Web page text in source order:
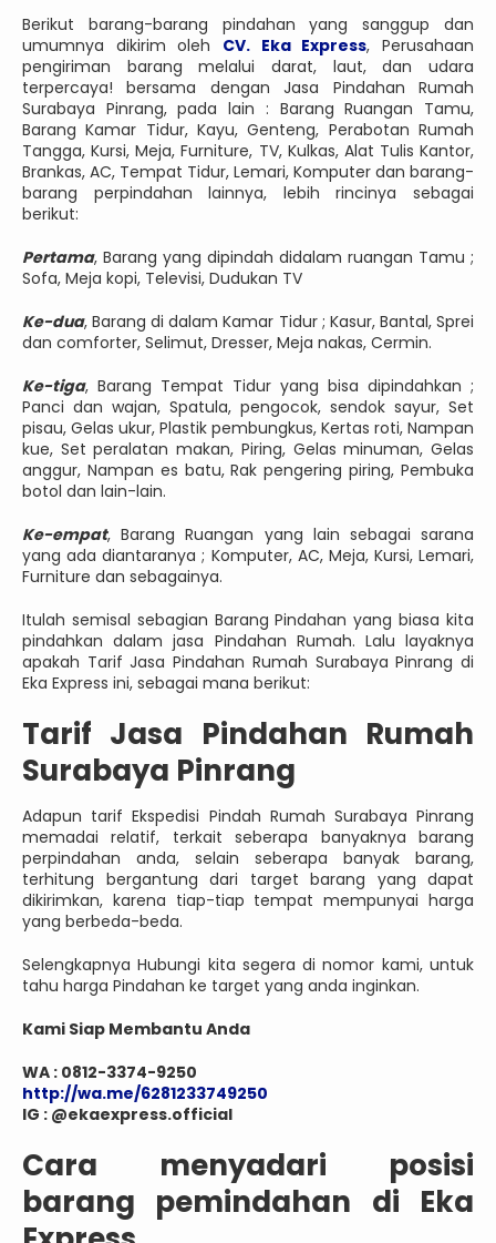
Berikut barang-barang pindahan yang sanggup dan
umumnya dikirim oleh CV. Eka Express, Perusahaan
pengiriman barang melalui darat, laut, dan udara
terpercaya! bersama dengan Jasa Pindahan Rumah
Surabaya Pinrang, pada lain : Barang Ruangan Tamu,
Barang Kamar Tidur, Kayu, Genteng, Perabotan Rumah
Tangga, Kursi, Meja, Furniture, TV, Kulkas, Alat Tulis Kantor,
Brankas, AC, Tempat Tidur, Lemari, Komputer dan barang-
barang perpindahan lainnya, lebih rincinya sebagai
berikut:
Pertama, Barang yang dipindah didalam ruangan Tamu ;
Sofa, Meja kopi, Televisi, Dudukan TV
Ke-dua, Barang di dalam Kamar Tidur ; Kasur, Bantal, Sprei
dan comforter, Selimut, Dresser, Meja nakas, Cermin.
Ke-tiga, Barang Tempat Tidur yang bisa dipindahkan ;
Panci dan wajan, Spatula, pengocok, sendok sayur, Set
pisau, Gelas ukur, Plastik pembungkus, Kertas roti, Nampan
kue, Set peralatan makan, Piring, Gelas minuman, Gelas
anggur, Nampan es batu, Rak pengering piring, Pembuka
botol dan lain-lain.
Ke-empat, Barang Ruangan yang lain sebagai sarana
yang ada diantaranya ; Komputer, AC, Meja, Kursi, Lemari,
Furniture dan sebagainya.
Itulah semisal sebagian Barang Pindahan yang biasa kita
pindahkan dalam jasa Pindahan Rumah. Lalu layaknya
apakah Tarif Jasa Pindahan Rumah Surabaya Pinrang di
Eka Express ini, sebagai mana berikut:
Tarif Jasa Pindahan Rumah
Surabaya Pinrang
Adapun tarif Ekspedisi Pindah Rumah Surabaya Pinrang
memadai relatif, terkait seberapa banyaknya barang
perpindahan anda, selain seberapa banyak barang,
terhitung bergantung dari target barang yang dapat
dikirimkan, karena tiap-tiap tempat mempunyai harga
yang berbeda-beda.
Selengkapnya Hubungi kita segera di nomor kami, untuk
tahu harga Pindahan ke target yang anda inginkan.
Kami Siap Membantu Anda
WA : 0812-3374-9250
http://wa.me/6281233749250
IG : @ekaexpress.official
Cara menyadari posisi
barang pemindahan di Eka